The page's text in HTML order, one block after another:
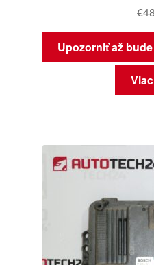
€
Upozorniť až